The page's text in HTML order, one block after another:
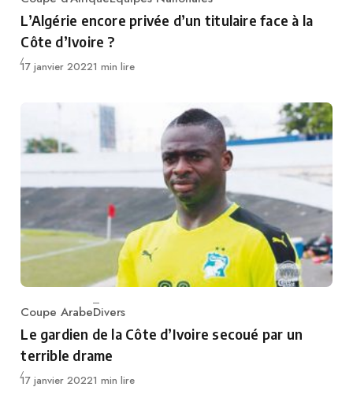
Category
L’Algérie encore privée d’un titulaire face à la
Côte d’Ivoire ?
Publié
17 janvier 20221 min lire
Category
Coupe ArabeDivers
Le gardien de la Côte d’Ivoire secoué par un
terrible drame
Publié
17 janvier 20221 min lire